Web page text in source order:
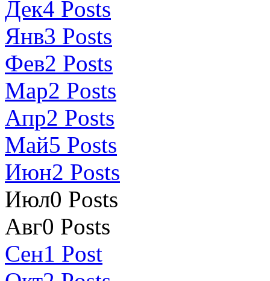
Дек4 Posts
Янв3 Posts
Фев2 Posts
Мар2 Posts
Апр2 Posts
Май5 Posts
Июн2 Posts
Июл0 Posts
Авг0 Posts
Сен1 Post